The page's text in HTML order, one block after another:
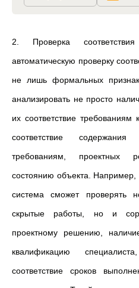
2. Проверка
автоматическую проверку
не лишь формальных
анализировать не просто
их соответствие требованиям
соответствие
требованиям, проектных
состоянию объекта.
система сможет проверять
скрытые работы, но и
проектному решению,
квалификацию
соответствие сроков